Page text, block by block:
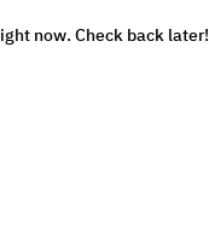
now. Check back later!